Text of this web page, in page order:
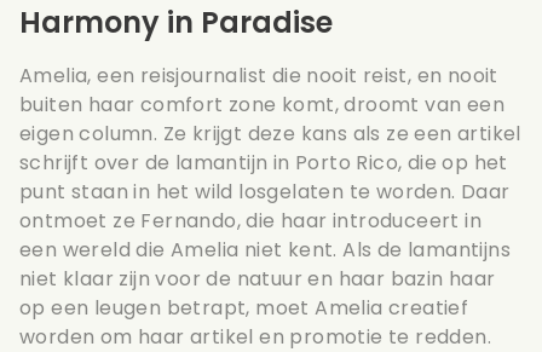
Harmony in Paradise
Amelia, een reisjournalist die nooit reist, en nooit
buiten haar comfort zone komt, droomt van een
eigen column. Ze krijgt deze kans als ze een artikel
schrijft over de lamantijn in Porto Rico, die op het
punt staan in het wild losgelaten te worden. Daar
ontmoet ze Fernando, die haar introduceert in
een wereld die Amelia niet kent. Als de lamantijns
niet klaar zijn voor de natuur en haar bazin haar
op een leugen betrapt, moet Amelia creatief
worden om haar artikel en promotie te redden.